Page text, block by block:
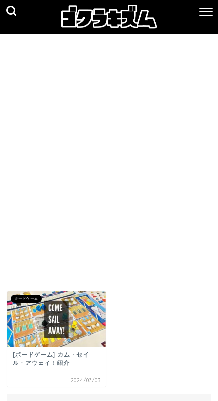
ボードゲーム
[ボードゲーム] カム・セイ
ル・アウェイ！紹介
2024/03/03